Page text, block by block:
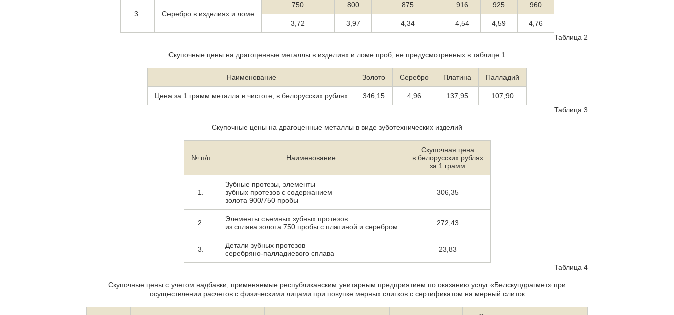
3. Серебро в изделиях и ломе
750 800 875 916 925 960
3,72 3,97 4,34 4,54 4,59
4,76
Таблица 2
Скупочные цены на драгоценные металлы в изделиях и ломе проб, не предусмотренных в таблице 1
Наименование Золото Серебро Платина Палладий
Цена за 1 грамм металла в чистоте, в белорусских рублях 346,15 4,96 137,95
107,90
Таблица 3
Скупочные цены на драгоценные металлы в виде зуботехнических изделий
№ п/п Наименование
Скупочная цена
в белорусских рублях
за 1 грамм
1.
Зубные протезы, элементы
зубных протезов с содержанием
золота 900/750 пробы
306,35
2.
Элементы съемных зубных протезов
из сплава золота 750 пробы с платиной и серебром
272,43
3.
Детали зубных протезов
серебряно-палладиевого сплава
23,83
Таблица 4
Скупочные цены с учетом надбавки, применяемые республиканским унитарным предприятием по оказанию услуг «Белскупдрагмет» при
осуществлении расчетов с физическими лицами при покупке мерных слитков с сертификатом на мерный слиток